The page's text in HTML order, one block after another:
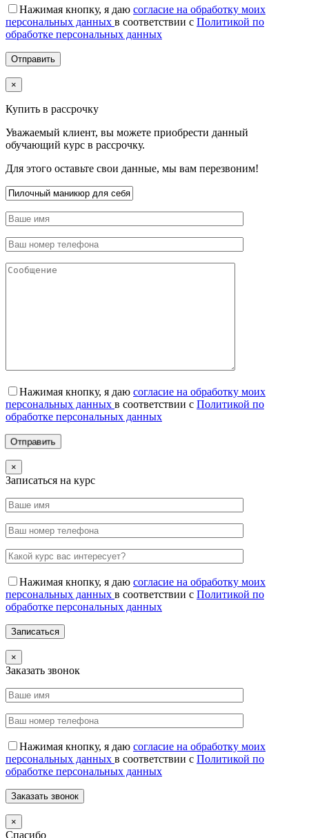
Нажимая кнопку, я даю согласие на обработку моих
персональных данных в соответствии с Политикой по
обработке персональных данных
×
Купить в рассрочку
Уважаемый клиент, вы можете приобрести данный
обучающий курс в рассрочку.
Для этого оставьте свои данные, мы вам перезвоним!
Нажимая кнопку, я даю согласие на обработку моих
персональных данных в соответствии с Политикой по
обработке персональных данных
×
Записаться на курс
Нажимая кнопку, я даю согласие на обработку моих
персональных данных в соответствии с Политикой по
обработке персональных данных
×
Заказать звонок
Нажимая кнопку, я даю согласие на обработку моих
персональных данных в соответствии с Политикой по
обработке персональных данных
×
Спасибо